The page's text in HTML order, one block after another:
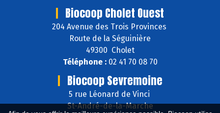
Biocoop Cholet Ouest
204 Avenue des Trois Provinces
Route de la Séguinière
49300 Cholet
Téléphone :02 41 70 08 70
Biocoop Sevremoine
5 rue Léonard de Vinci
St-André-de-la-Marche